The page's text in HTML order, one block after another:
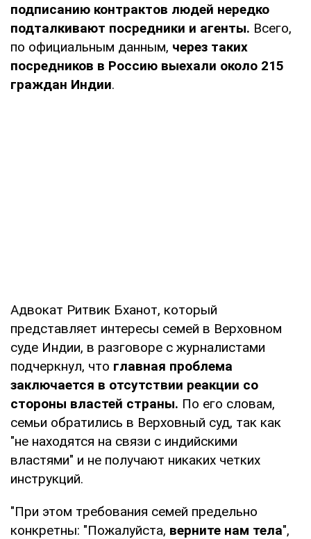
подписанию контрактов людей нередко
подталкивают посредники и агенты. Всего,
по официальным данным, через таких
посредников в Россию выехали около 215
граждан Индии.
Адвокат Ритвик Бханот, который
представляет интересы семей в Верховном
суде Индии, в разговоре с журналистами
подчеркнул, что главная проблема
заключается в отсутствии реакции со
стороны властей страны. По его словам,
семьи обратились в Верховный суд, так как
"не находятся на связи с индийскими
властями" и не получают никаких четких
инструкций.
"При этом требования семей предельно
конкретны: "Пожалуйста, верните нам тела",